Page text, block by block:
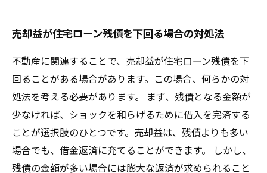
売却益が住宅ローン残債を下回る場合の対処法
不動産に関連することで、売却益が住宅ローン残債を下
回ることがある場合があります。この場合、何らかの対
処法を考える必要があります。 まず、残債となる金額が
少なければ、ショックを和らげるために借入を完済する
ことが選択肢のひとつです。売却益は、残債よりも多い
場合でも、借金返済に充てることができます。 しかし、
残債の金額が多い場合には膨大な返済が求められること